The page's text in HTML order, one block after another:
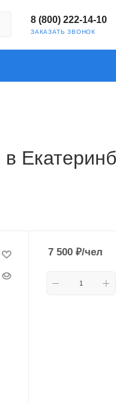
8 (800) 222-14-10
ЗАКАЗАТЬ ЗВОНОК
7 500 ₽/чел